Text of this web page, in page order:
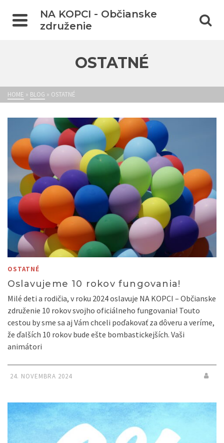
NA KOPCI - Občianske
združenie
OSTATNÉ
HOME » BLOG » OSTATNÉ
OSTATNÉ
Oslavujeme 10 rokov fungovania!
Milé deti a rodičia, v roku 2024 oslavuje NA KOPCI – Občianske
združenie 10 rokov svojho oficiálneho fungovania! Touto
cestou by sme sa aj Vám chceli poďakovať za dôveru a veríme,
že ďalších 10 rokov bude ešte bombastickejších. Vaši
animátori
24. NOVEMBRA 2024